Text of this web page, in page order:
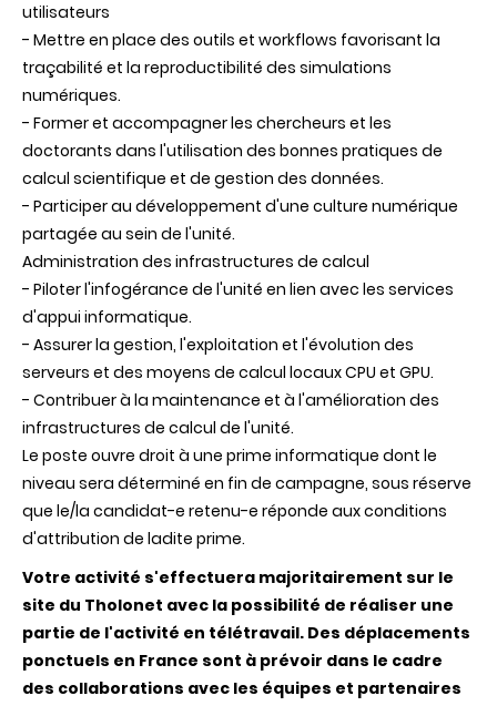
utilisateurs
- Mettre en place des outils et workflows favorisant la
traçabilité et la reproductibilité des simulations
numériques.
- Former et accompagner les chercheurs et les
doctorants dans l'utilisation des bonnes pratiques de
calcul scientifique et de gestion des données.
- Participer au développement d'une culture numérique
partagée au sein de l'unité.
Administration des infrastructures de calcul
- Piloter l'infogérance de l'unité en lien avec les services
d'appui informatique.
- Assurer la gestion, l'exploitation et l'évolution des
serveurs et des moyens de calcul locaux CPU et GPU.
- Contribuer à la maintenance et à l'amélioration des
infrastructures de calcul de l'unité.
Le poste ouvre droit à une prime informatique dont le
niveau sera déterminé en fin de campagne, sous réserve
que le/la candidat-e retenu-e réponde aux conditions
d'attribution de ladite prime.
Votre activité s'effectuera majoritairement sur le
site du Tholonet avec la possibilité de réaliser une
partie de l'activité en télétravail. Des déplacements
ponctuels en France sont à prévoir dans le cadre
des collaborations avec les équipes et partenaires